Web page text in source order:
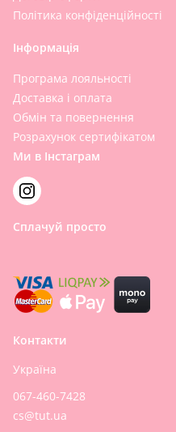
Політика конфіденційності
Інформація
Програма лояльності
Доставка і оплата
Обмін та повернення
Розрахунок сертифікатом
Ми в Інстаграм
Сплачуй просто
Контакти
Україна
067-460-7428
cs@tut.ua